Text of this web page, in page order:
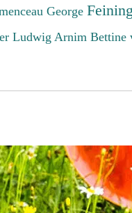
George
Ludwig Arnim Bettine